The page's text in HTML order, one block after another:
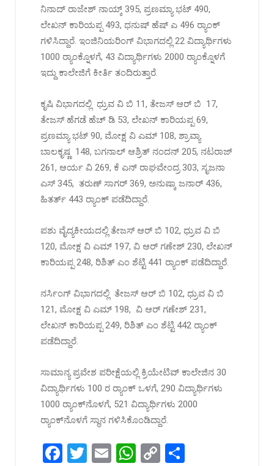
ನಿನಾದ್‌ ರಾಜೇಶ್‌ ನಾಯ್ಕ್‌ 395, ಪ್ರಣಮ್ಯಾ ಭಟ್‌ 490,
ಲೇಖನ್‌ ಕಾರಿಯಪ್ಪ 493, ಧನುಷ್‌ ಹೆಷ್‌ ಎ 496 ರ‍್ಯಾಂಕ್
ಗಳಿಸಿದ್ದಾರೆ. ಇಂಜಿನಿಯರಿಂಗ್ ವಿಭಾಗದಲ್ಲಿ 22 ವಿದ್ಯಾರ್ಥಿಗಳು
1000 ರ‍್ಯಾಂಕ್ನೊಳಗೆ, 43 ವಿದ್ಯಾರ್ಥಿಗಳು 2000 ರ‍್ಯಾಂಕ್ನೊಳಗೆ
ಇದ್ದು ಕಾಲೇಜಿಗೆ ಕೀರ್ತಿ ತಂದಿರುತ್ತಾರೆ.
ಕೃಷಿ ವಿಭಾಗದಲ್ಲಿ ಧ್ರುವ ವಿ ಬಿ 11, ತೇಜಸ್‌ ಆರ್‌ ಬಿ 17,
ತೇಜಸ್‌ ಹೆಗಡೆ ಹೆಚ್‌ ಡಿ 53, ಲೇಖನ್‌ ಕಾರಿಯಪ್ಪ 69,
ಪ್ರಣಮ್ಯಾ ಭಟ್‌ 90, ಮೋಕ್ಷ ವಿ ಎಮ್‌ 108, ಶ್ರಾವ್ಯಾ
ಬಾಲಕೃಷ್ಣ 148, ಬಗನಾಲ್‌ ಆಶ್ರಿತ್‌ ನಂದನ್‌ 205, ನಟರಾಜ್‌
261, ಆರ್ಯ ವಿ 269, ಕೆ ಎನ್‌ ರಾಘವೇಂದ್ರ 303, ಸೃಜನಾ
ಎಸ್ 345, ತರುಣ್‌ ಸಾಗರ್‌ 369, ಅನುಷ್ಕಾ ಜನಾರ್ 436,
ಹಿತರ್ತ್ 443‌ ರ‍್ಯಾಂಕ್ ಪಡೆದಿದ್ದಾರೆ.
ಪಶು ವೈದ್ಯಕೀಯದಲ್ಲಿ ತೇಜಸ್‌ ಆರ್‌ ಬಿ 102, ಧ್ರುವ ವಿ ಬಿ
120, ಮೋಕ್ಷ ವಿ ಎಮ್‌ 197, ವಿ ಆರ್‌ ಗಣೇಶ್‌ 230, ಲೇಖನ್‌
ಕಾರಿಯಪ್ಪ 248, ರಿಶಿತ್‌ ಎಂ ಶೆಟ್ಟಿ 441 ರ‍್ಯಾಂಕ್ ಪಡೆದಿದ್ದಾರೆ.
ನರ್ಸಿಂಗ್ ವಿಭಾಗದಲ್ಲಿ ತೇಜಸ್‌ ಆರ್‌ ಬಿ 102, ಧ್ರುವ ವಿ ಬಿ
121, ಮೋಕ್ಷ ವಿ ಎಮ್‌ 198, ವಿ ಆರ್‌ ಗಣೇಶ್‌ 231,
ಲೇಖನ್‌ ಕಾರಿಯಪ್ಪ 249, ರಿಶಿತ್‌ ಎಂ ಶೆಟ್ಟಿ 442 ರ‍್ಯಾಂಕ್
ಪಡೆದಿದ್ದಾರೆ.
ಸಾಮಾನ್ಯ ಪ್ರವೇಶ ಪರೀಕ್ಷೆಯಲ್ಲಿ ಕ್ರಿಯೇಟಿವ್ ಕಾಲೇಜಿನ 30
ವಿದ್ಯಾರ್ಥಿಗಳು 100 ರ ರ‍್ಯಾಂಕ್ ಒಳಗೆ, 290 ವಿದ್ಯಾರ್ಥಿಗಳು
1000 ರ‍್ಯಾಂಕ್‌ನೊಳಗೆ, 521 ವಿದ್ಯಾರ್ಥಿಗಳು 2000
ರ‍್ಯಾಂಕ್‌ನೊಳಗೆ ಸ್ಥಾನ ಗಳಿಸಿಕೊಂಡಿದ್ದಾರೆ.
F
T
E
W C